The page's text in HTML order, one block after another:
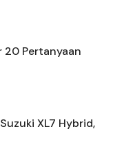
20 Pertanyaan
XL7 Hybrid,